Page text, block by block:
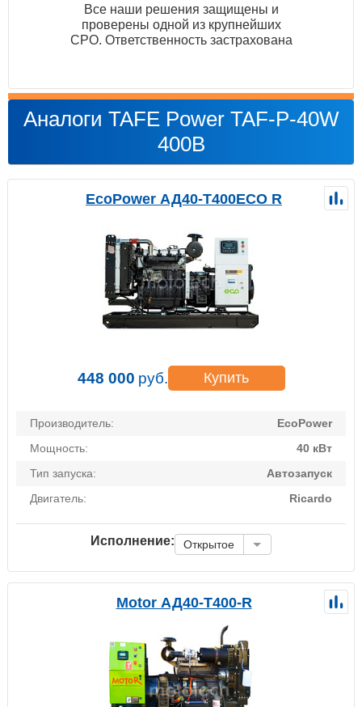
Все наши решения защищены и
проверены одной из крупнейших
СРО. Ответственность застрахована
Аналоги TAFE Power TAF-P-40W
400В
EcoPower АД40-T400ECO R
448 000 руб. Купить
Производитель:
EcoPower
Мощность:
40 кВт
Тип запуска:
Автозапуск
Двигатель:
Ricardo
Исполнение: Открытое
Motor АД40-Т400-R